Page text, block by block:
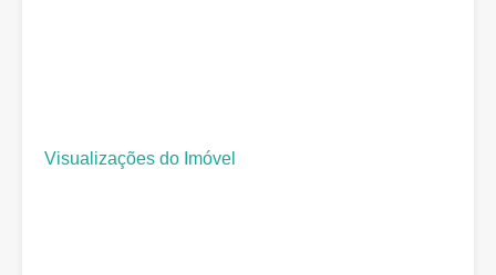
Visualizações do Imóvel